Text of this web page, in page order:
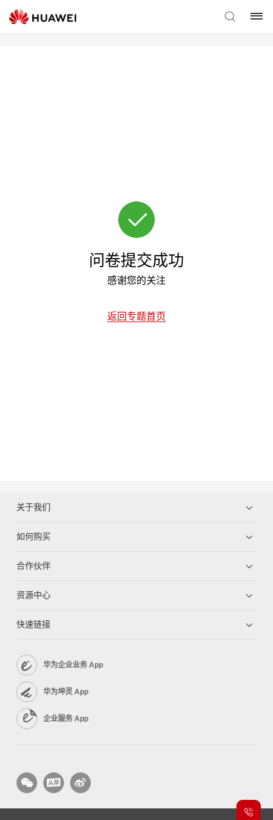
问卷提交成功
感谢您的关注
返回专题首页
关于我们
如何购买
合作伙伴
资源中心
快速链接
华为企业业务 App
华为坤灵 App
企业服务 App